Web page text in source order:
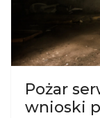
Pożar
wnioski